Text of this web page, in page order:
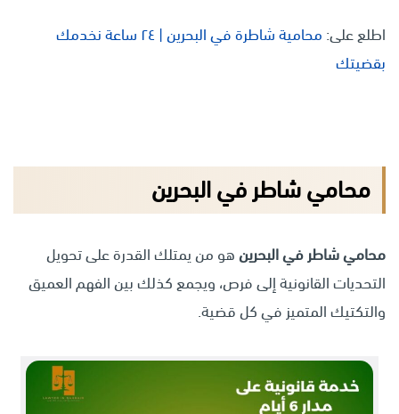
اطلع على:
محامية شاطرة في البحرين | ٢٤ ساعة نخدمك
بقضيتك
محامي شاطر في البحرين
محامي شاطر في البحرينهو من يمتلك القدرة على تحويل
التحديات القانونية إلى فرص، ويجمع كذلك بين الفهم العميق
والتكتيك المتميز في كل قضية.